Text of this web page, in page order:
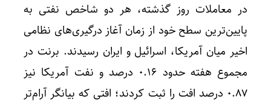
در معاملات روز گذشته، هر دو شاخص نفتی به
پایین‌ترین سطح خود از زمان آغاز درگیری‌های نظامی
اخیر میان آمریکا، اسرائیل و ایران رسیدند. برنت در
مجموع هفته حدود ۰.۱۶ درصد و نفت آمریکا نیز
۰.۸۷ درصد افت را ثبت کردند؛ افتی که بیانگر آرام‌تر